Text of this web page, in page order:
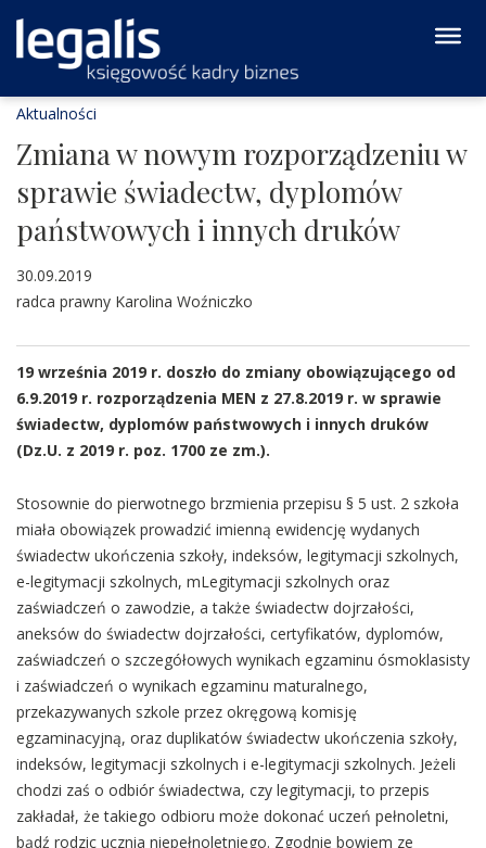
Aktualności
Zmiana w nowym rozporządzeniu w
sprawie świadectw, dyplomów
państwowych i innych druków
30.09.2019
radca prawny Karolina Woźniczko
19 września 2019 r. doszło do zmiany obowiązującego od
6.9.2019 r. rozporządzenia MEN z 27.8.2019 r. w sprawie
świadectw, dyplomów państwowych i innych druków
(Dz.U. z 2019 r. poz. 1700 ze zm.).
Stosownie do pierwotnego brzmienia przepisu § 5 ust. 2 szkoła
miała obowiązek prowadzić imienną ewidencję wydanych
świadectw ukończenia szkoły, indeksów, legitymacji szkolnych,
e-legitymacji szkolnych, mLegitymacji szkolnych oraz
zaświadczeń o zawodzie, a także świadectw dojrzałości,
aneksów do świadectw dojrzałości, certyfikatów, dyplomów,
zaświadczeń o szczegółowych wynikach egzaminu ósmoklasisty
i zaświadczeń o wynikach egzaminu maturalnego,
przekazywanych szkole przez okręgową komisję
egzaminacyjną, oraz duplikatów świadectw ukończenia szkoły,
indeksów, legitymacji szkolnych i e-legitymacji szkolnych. Jeżeli
chodzi zaś o odbiór świadectwa, czy legitymacji, to przepis
zakładał, że takiego odbioru może dokonać uczeń pełnoletni,
bądź rodzic ucznia niepełnoletniego. Zgodnie bowiem ze